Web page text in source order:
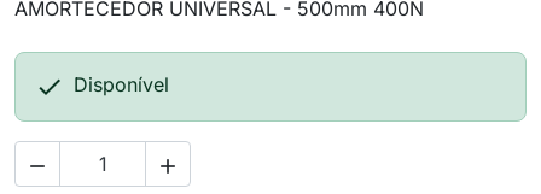
AMORTECEDOR UNIVERSAL - 500mm 400N
 Disponível
 